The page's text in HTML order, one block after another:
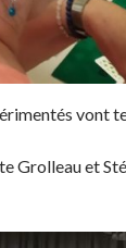
vont
Grolleau et